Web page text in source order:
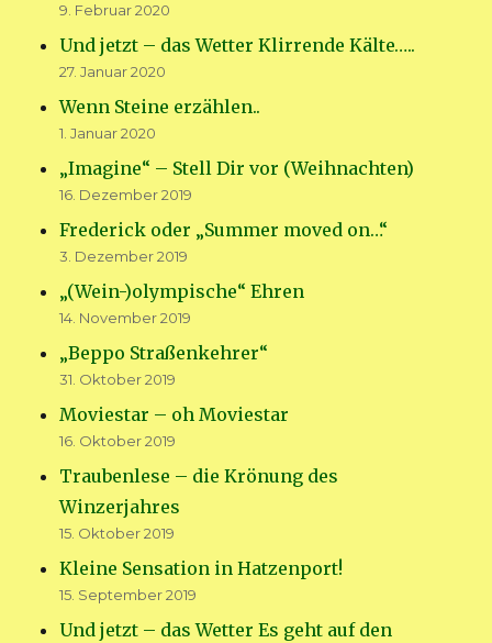
9. Februar 2020
Und jetzt – das Wetter Klirrende Kälte…..
27. Januar 2020
Wenn Steine erzählen..
1. Januar 2020
„Imagine“ – Stell Dir vor (Weihnachten)
16. Dezember 2019
Frederick oder „Summer moved on…“
3. Dezember 2019
„(Wein-)olympische“ Ehren
14. November 2019
„Beppo Straßenkehrer“
31. Oktober 2019
Moviestar – oh Moviestar
16. Oktober 2019
Traubenlese – die Krönung des
Winzerjahres
15. Oktober 2019
Kleine Sensation in Hatzenport!
15. September 2019
Und jetzt – das Wetter Es geht auf den